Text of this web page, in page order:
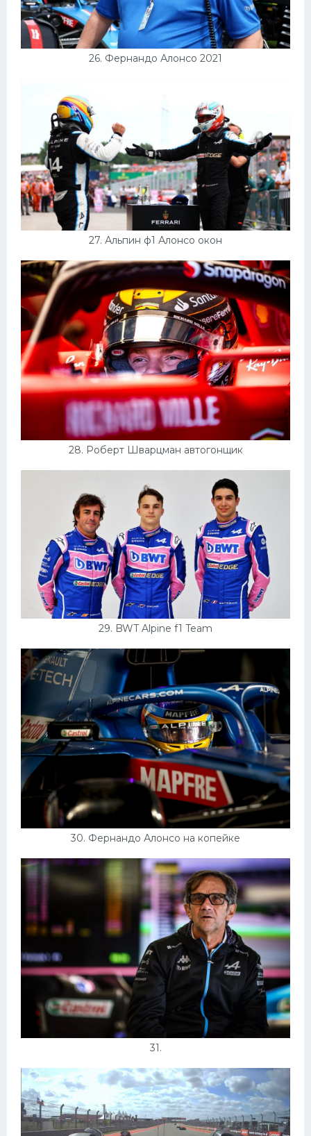
26. Фернандо Алонсо 2021
27. Альпин ф1 Алонсо окон
28. Роберт Шварцман автогонщик
29. BWT Alpine f1 Team
30. Фернандо Алонсо на копейке
31.